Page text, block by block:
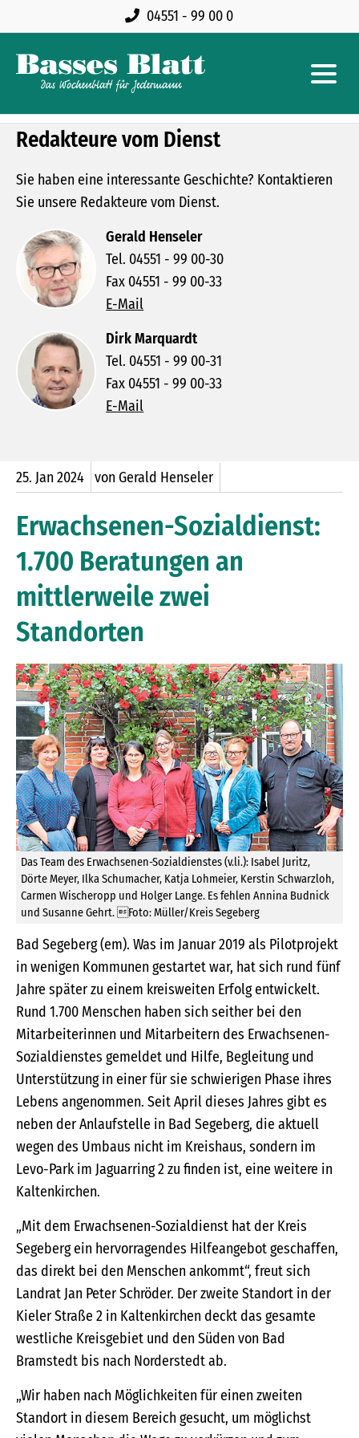
04551 - 99 00 0
Redakteure vom Dienst
Sie haben eine interessante Geschichte? Kontaktieren
Sie unsere Redakteure vom Dienst.
Gerald Henseler
Tel. 04551 - 99 00-30
Fax 04551 - 99 00-33
E-Mail
Dirk Marquardt
Tel. 04551 - 99 00-31
Fax 04551 - 99 00-33
E-Mail
25. Jan2024 von Gerald Henseler
Erwachsenen-Sozialdienst:
1.700 Beratungen an
mittlerweile zwei
Standorten
Das Team des Erwachsenen-Sozialdienstes (v.li.): Isabel Juritz,
Dörte Meyer, Ilka Schumacher, Katja Lohmeier, Kerstin Schwarzloh,
Carmen Wischeropp und Holger Lange. Es fehlen Annina Budnick
und Susanne Gehrt. Foto: Müller/Kreis Segeberg
Bad Segeberg (em). Was im Januar 2019 als Pilotprojekt
in wenigen Kommunen gestartet war, hat sich rund fünf
Jahre später zu einem kreisweiten Erfolg entwickelt.
Rund 1.700 Menschen haben sich seither bei den
Mitarbeiterinnen und Mitarbeitern des Erwachsenen-
Sozialdienstes gemeldet und Hilfe, Begleitung und
Unterstützung in einer für sie schwierigen Phase ihres
Lebens angenommen. Seit April dieses Jahres gibt es
neben der Anlaufstelle in Bad Segeberg, die aktuell
wegen des Umbaus nicht im Kreishaus, sondern im
Levo-Park im Jaguarring 2 zu finden ist, eine weitere in
Kaltenkirchen.
„Mit dem Erwachsenen-Sozialdienst hat der Kreis
Segeberg ein hervorragendes Hilfeangebot geschaffen,
das direkt bei den Menschen ankommt“, freut sich
Landrat Jan Peter Schröder. Der zweite Standort in der
Kieler Straße 2 in Kaltenkirchen deckt das gesamte
westliche Kreisgebiet und den Süden von Bad
Bramstedt bis nach Norderstedt ab.
„Wir haben nach Möglichkeiten für einen zweiten
Standort in diesem Bereich gesucht, um möglichst